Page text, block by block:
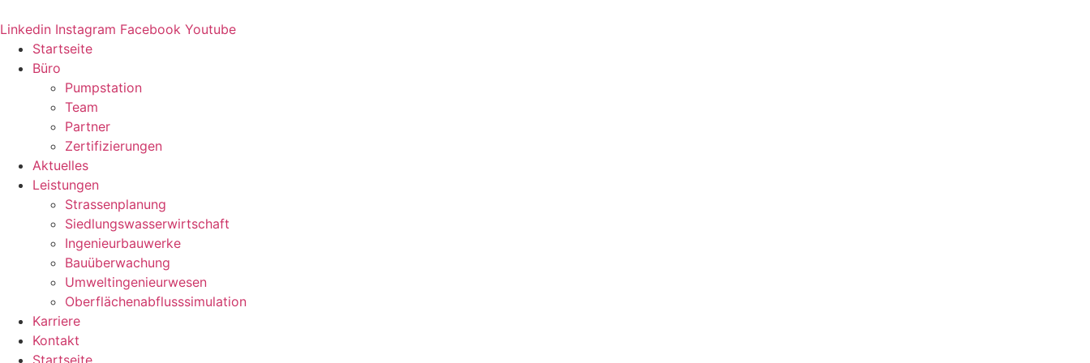
Inhalt
springen
Linkedin Instagram Facebook Youtube
Startseite
Büro
Pumpstation
Team
Partner
Zertifizierungen
Aktuelles
Leistungen
Strassenplanung
Siedlungswasserwirtschaft
Ingenieurbauwerke
Bauüberwachung
Umweltingenieurwesen
Oberflächenabflusssimulation
Karriere
Kontakt
Startseite